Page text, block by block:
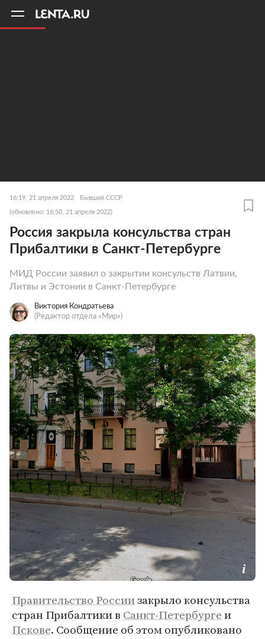
16:19, 21 апреля 2022 Бывший СССР
(обновлено: 16:50, 21 апреля 2022)
Россия закрыла консульства стран
Прибалтики в Санкт-Петербурге
МИД России заявил о закрытии консульств Латвии,
Литвы и Эстонии в Санкт-Петербурге
Виктория Кондратьева
(Редактор отдела «Мир»)
Правительство Россиизакрыло консульства
стран Прибалтики в Санкт-Петербургеи
Пскове. Сообщение об этом опубликовано